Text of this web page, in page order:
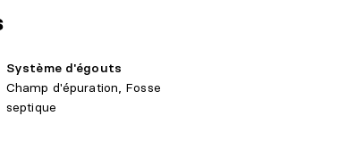
12'5" X 4'11"
Système d'égouts
Champ d'épuration, Fosse
septique